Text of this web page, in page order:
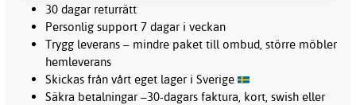
30 dagar returrätt
Personlig support 7 dagar i veckan
Trygg leverans – mindre paket till ombud, större möbler
hemleverans
Skickas från vårt eget lager i Sverige
Säkra betalningar –30-dagars faktura, kort, swish eller